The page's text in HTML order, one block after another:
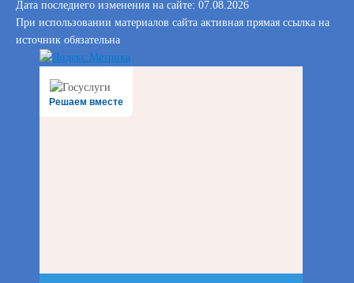
Дата последнего изменения на сайте: 07.08.2026
При использовании материалов сайта активная прямая ссылка на
источник обязательна
Решаем вместе